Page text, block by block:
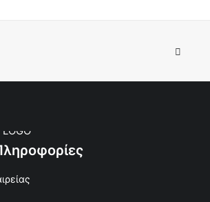
ΣΤΟ ΚΑΛΆΘΙ
Αλουμίνιο Οβάλ χωρίς Βάση Άσπρο
Ν.Τ. 11χ15
Κωδικός: 30-11370